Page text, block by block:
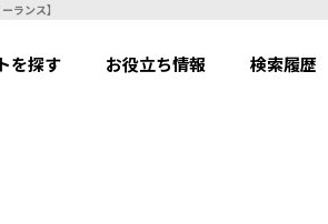
ランス】
を探す お役立ち情報 検索履歴